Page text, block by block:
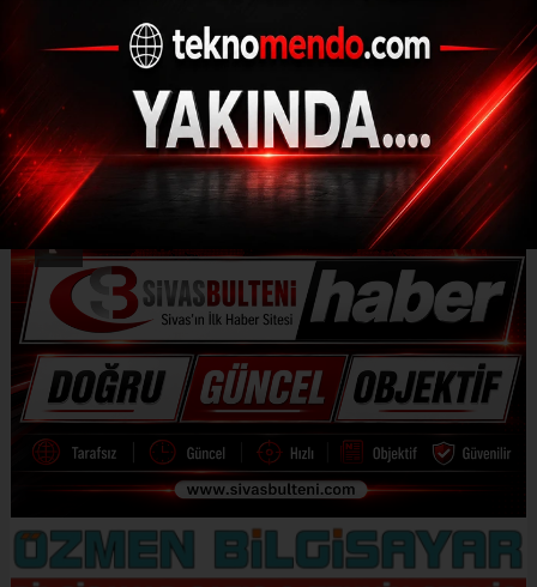
Konyaspor, Slovenya kampındaki
hazırlıklarına devam ediyor
ABONE OL